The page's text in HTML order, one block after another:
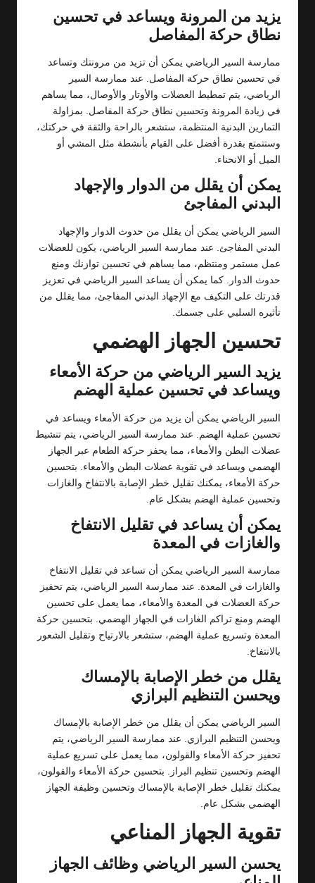
يزيد من المرونة ويساعد في تحسين
نطاق حركة المفاصل
ممارسة السير الرياضي يمكن أن تزيد من مرونتك وتساعد
في تحسين نطاق حركة المفاصل. عند ممارسة السير
الرياضي، يتم تمطيط العضلات والأوتار والأوصال، مما يساهم
في زيادة المرونة وتحسين نطاق حركة المفاصل. بمزاولة
التمارين البدنية المنتظمة، ستشعر بالراحة والثقة في حركتك،
وستتمتع بقدرة أفضل على القيام بأنشطة مثل المشي أو
الميل أو الانحناء.
يمكن أن يقلل من الدوار والإجهاد
البدني المفاجئ
السير الرياضي يمكن أن يقلل من حدوث الدوار والإجهاد
البدني المفاجئ. عند ممارسة السير الرياضي، يكون للعضلات
عمل مستمر ومنتظم، مما يساهم في تحسين توازنك ومنع
حدوث الدوار. كما يمكن أن يساعد السير الرياضي في تعزيز
قدرتك على التكيف مع الإجهاد البدني المفاجئ، مما يقلل من
تأثيره السلبي على جسمك.
تحسين الجهاز الهضمي
يزيد السير الرياضي من حركة الأمعاء
ويساعد في تحسين عملية الهضم
السير الرياضي يمكن أن يزيد من حركة الأمعاء ويساعد في
تحسين عملية الهضم. عند ممارسة السير الرياضي، يتم تنشيط
عضلات البطن والأمعاء، مما يحفز حركة الطعام عبر الجهاز
الهضمي ويساعد في تقوية عضلات البطن والأمعاء. بتحسين
حركة الأمعاء، يمكنك تقليل خطر الإصابة بالانتفاخ والغازات
وتحسين عملية الهضم بشكل عام.
يمكن أن يساعد في تقليل الانتفاخ
والغازات في المعدة
ممارسة السير الرياضي يمكن أن تساعد في تقليل الانتفاخ
والغازات في المعدة. عند ممارسة السير الرياضي، يتم تحفيز
حركة العضلات في المعدة والأمعاء، مما يعمل على تحسين
الهضم ومنع تراكم الغازات في الجهاز الهضمي. بتحسين حركة
المعدة وتسريع عملية الهضم، ستشعر بالارتياح وتقليل الشعور
بالانتفاخ.
يقلل من خطر الإصابة بالإمساك
ويحسن التنظيم البرازي
السير الرياضي يمكن أن يقلل من خطر الإصابة بالإمساك
ويحسن التنظيم البرازي. عند ممارسة السير الرياضي، يتم
تحفيز حركة الأمعاء والقولون، مما يعمل على تسريع عملية
الهضم وتحسين تنظيم البراز. بتحسين حركة الأمعاء والقولون،
يمكنك تقليل خطر الإصابة بالإمساك وتحسين وظيفة الجهاز
الهضمي بشكل عام.
تقوية الجهاز المناعي
يحسن السير الرياضي وظائف الجهاز